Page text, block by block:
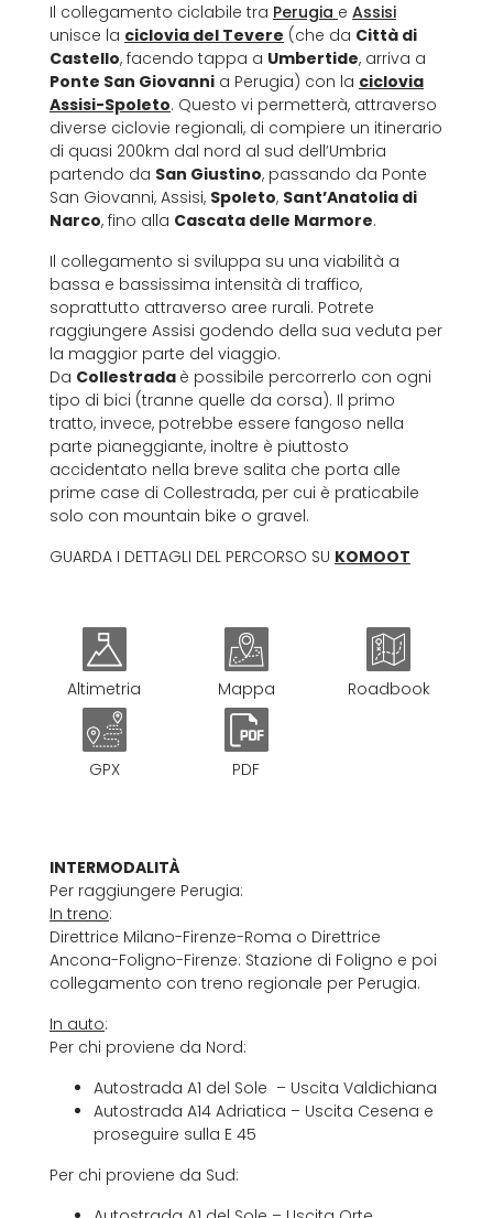
Il collegamento ciclabile tra Perugia e Assisi
unisce la ciclovia del Tevere (che da Città di
Castello, facendo tappa a Umbertide, arriva a
Ponte San Giovanni a Perugia) con la ciclovia
Assisi-Spoleto. Questo vi permetterà, attraverso
diverse ciclovie regionali, di compiere un itinerario
di quasi 200km dal nord al sud dell’Umbria
partendo da San Giustino, passando da Ponte
San Giovanni, Assisi, Spoleto, Sant’Anatolia di
Narco, fino alla Cascata delle Marmore.
Il collegamento si sviluppa su una viabilità a
bassa e bassissima intensità di traffico,
soprattutto attraverso aree rurali. Potrete
raggiungere Assisi godendo della sua veduta per
la maggior parte del viaggio.
Da Collestrada è possibile percorrerlo con ogni
tipo di bici (tranne quelle da corsa). Il primo
tratto, invece, potrebbe essere fangoso nella
parte pianeggiante, inoltre è piuttosto
accidentato nella breve salita che porta alle
prime case di Collestrada, per cui è praticabile
solo con mountain bike o gravel.
GUARDA I DETTAGLI DEL PERCORSO SU KOMOOT
Altimetria Mappa Roadbook
GPX PDF
INTERMODALITÀ
Per raggiungere Perugia:
In treno:
Direttrice Milano-Firenze-Roma o Direttrice
Ancona-Foligno-Firenze: Stazione di Foligno e poi
collegamento con treno regionale per Perugia.
In auto:
Per chi proviene da Nord:
Autostrada A1 del Sole – Uscita Valdichiana
Autostrada A14 Adriatica – Uscita Cesena e
proseguire sulla E 45
Per chi proviene da Sud: